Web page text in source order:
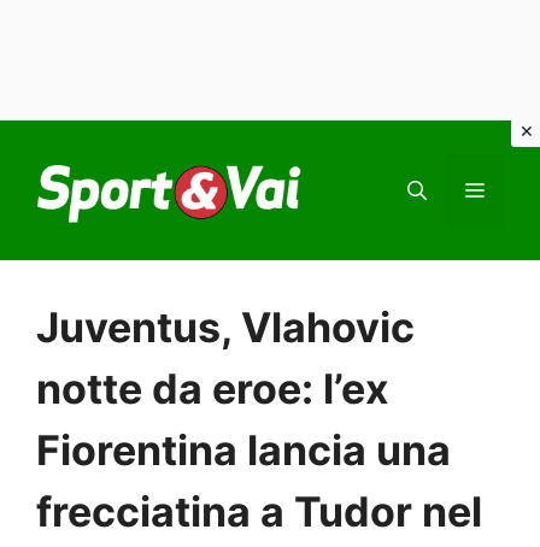
contenuto
Juventus, Vlahovic
notte da eroe: l’ex
Fiorentina lancia una
frecciatina a Tudor nel